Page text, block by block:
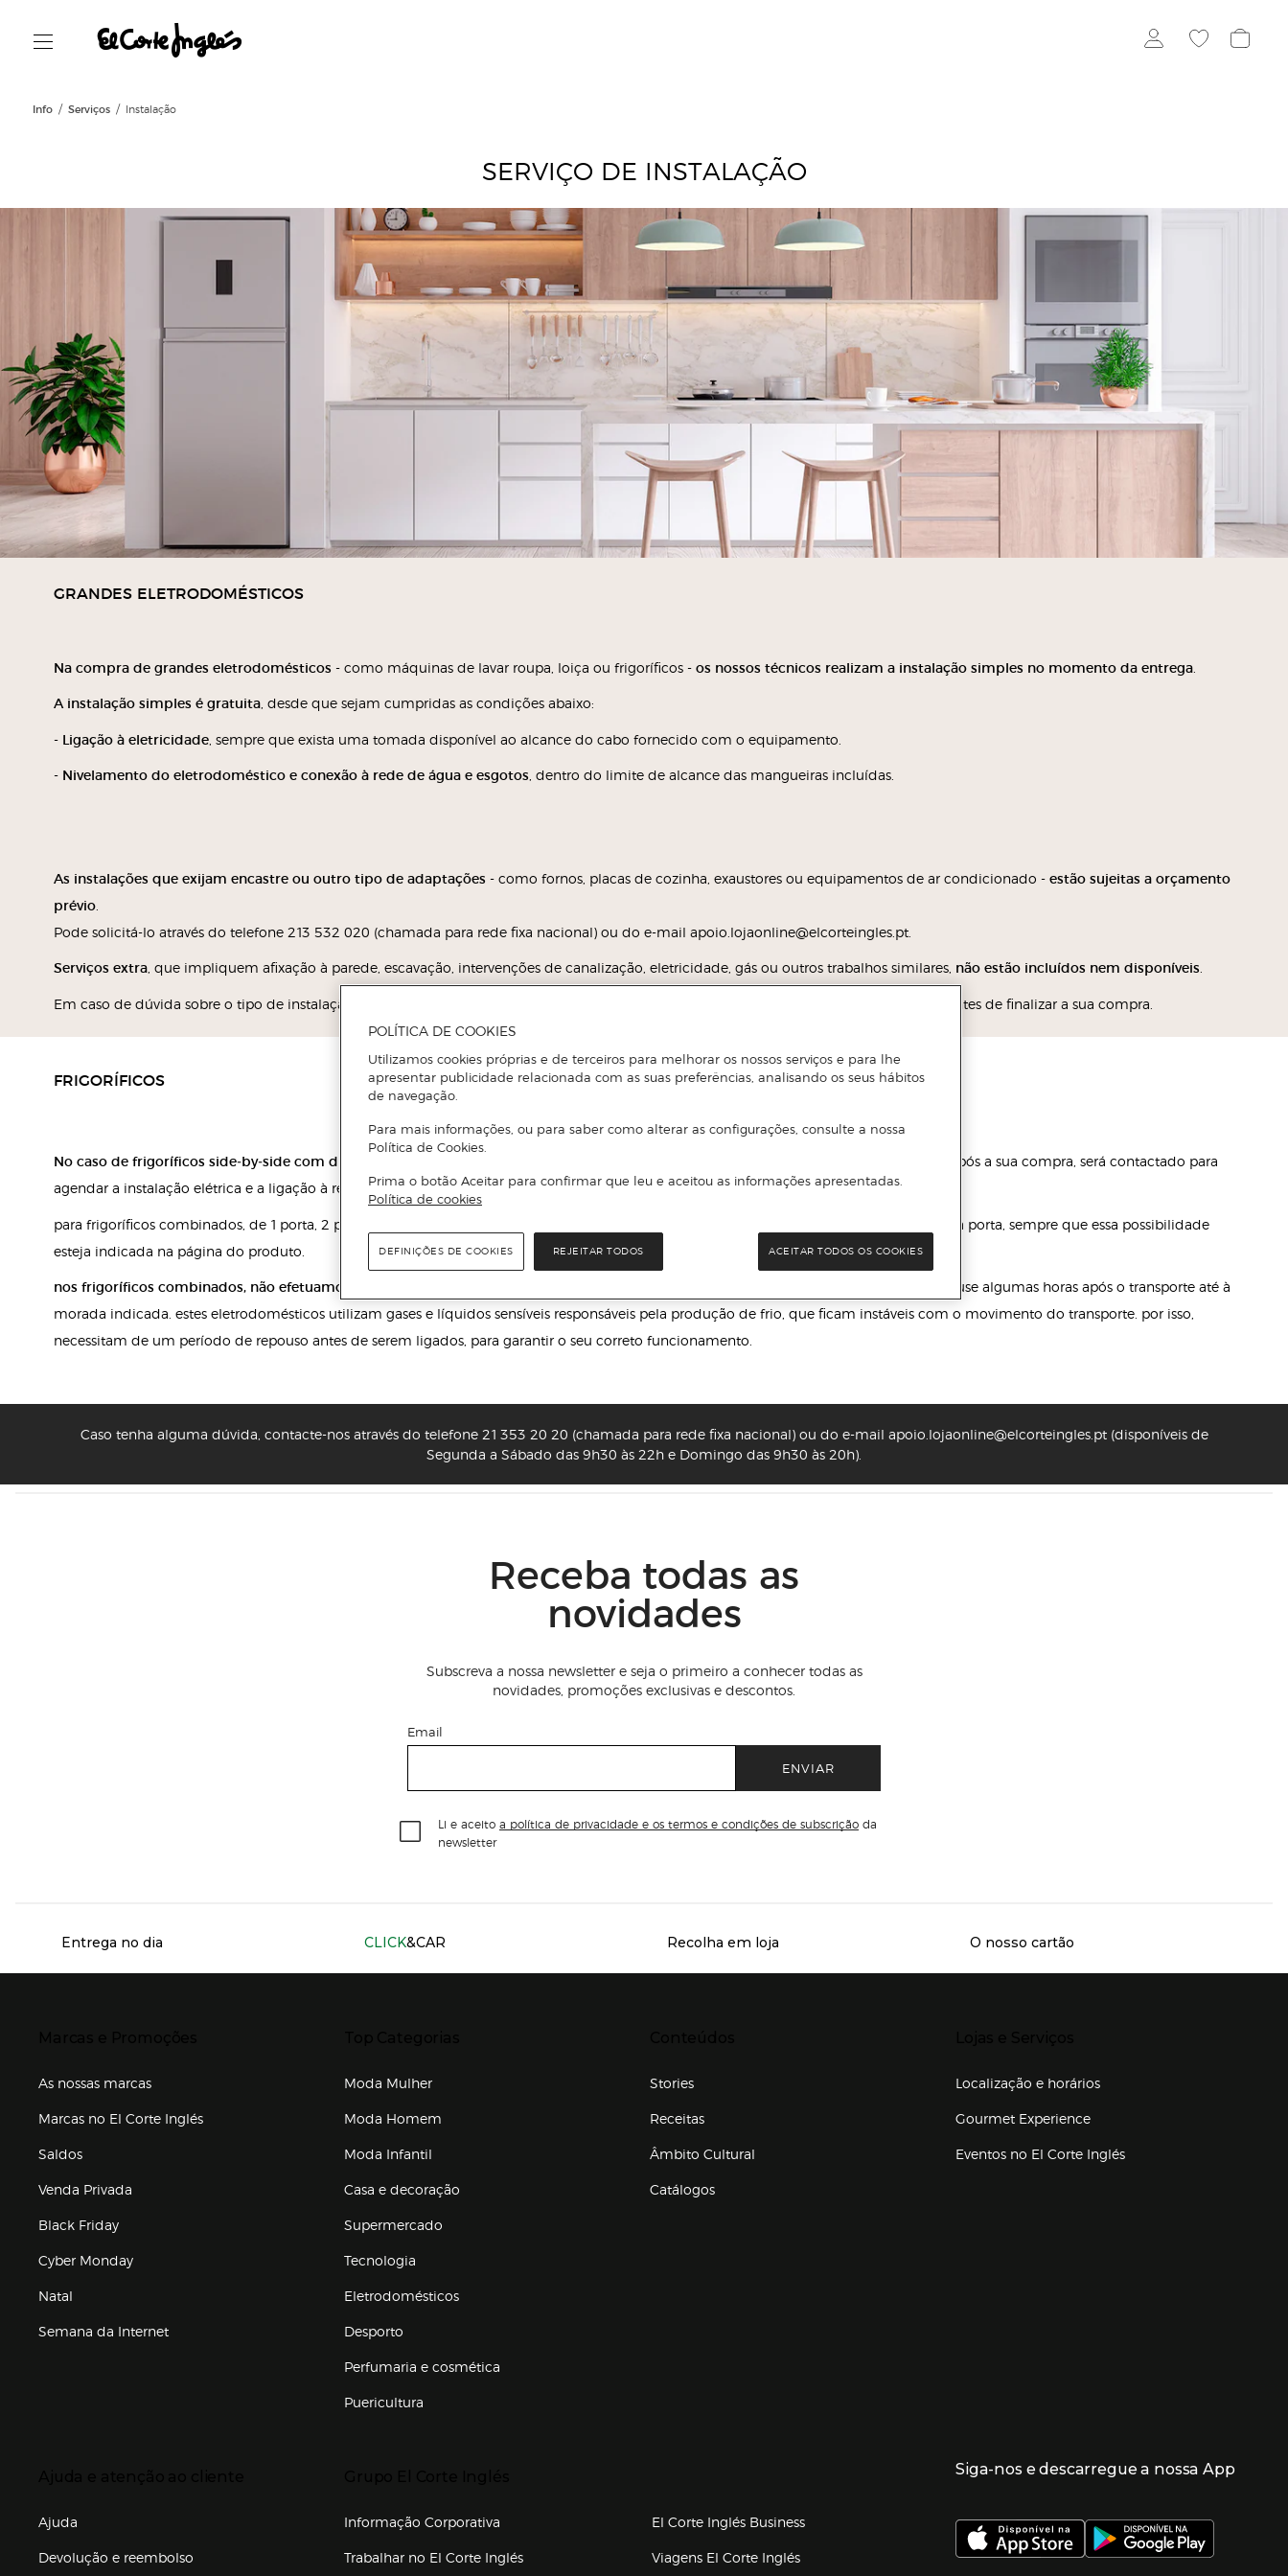
Info Serviços Instalação
SERVIÇO DE INSTALAÇÃO
GRANDES ELETRODOMÉSTICOS
Na compra de grandes eletrodomésticos - como máquinas de lavar roupa, loiça ou frigoríficos - os nossos técnicos realizam a instalação simples no momento da entrega
A instalação simples é gratuita, desde que sejam cumpridas as condições abaixo:
- Ligação à eletricidade , sempre que exista uma tomada disponível ao alcance do cabo fornecido com o equipamento.
- Nivelamento do eletrodoméstico e conexão à rede de água e esgotos, dentro do limite de alcance das mangueiras incluídas.
As instalações que exijam encastre ou outro tipo de adaptações - como fornos, placas de cozinha, exaustores ou equipamentos de ar condicionado - estão sujeitas a orçamento
prévio
Pode solicitá-lo através do telefone 213 532 020 (chamada para rede fixa nacional) ou do e-mail apoio.lojaonline@elcorteingles.pt.
Serviços extra, que impliquem afixação à parede, escavação, intervenções de canalização, eletricidade, gás ou outros trabalhos similares, não estão incluídos nem disponíveis.
Em caso de dúvida sobre o tipo de instalação necessária para o equipamento que pretende adquirir, recomendamos que nos contacte antes de finalizar a sua compra.
FRIGORÍFICOS
No caso de frigoríficos side‑by‑side com dispensador de água e/ou gelo ligado à rede, a entrega é realizada diretamente pela marca
. após a sua compra, será contactado para
agendar a instalação elétrica e a ligação à rede de água, garantindo assim o correto funcionamento do equipamento.
para frigoríficos combinados, de 1 porta, 2 portas, congeladores e side‑by‑side, poderá ainda solicitar a alteração do sentido de abertura da porta, sempre que essa possibilidade
esteja indicada na página do produto.
nos frigoríficos combinados, não efetuamos a ligação à corrente elétrica no momento da entrega
. é essencial que o equipamento repouse algumas horas após o transporte até à
morada indicada. estes eletrodomésticos utilizam gases e líquidos sensíveis responsáveis pela produção de frio, que ficam instáveis com o movimento do transporte. por isso,
necessitam de um período de repouso antes de serem ligados, para garantir o seu correto funcionamento.
Caso tenha alguma dúvida, contacte-nos através do telefone 21 353 20 20 (chamada para rede fixa nacional) ou do e-mail apoio.lojaonline@elcorteingles.pt (disponíveis de
Segunda a Sábado das 9h30 às 22h e Domingo das 9h30 às 20h).
Receba todas as
novidades
Subscreva a nossa newsletter e seja o primeiro a conhecer todas as
novidades, promoções exclusivas e descontos.
Email
ENVIAR
Li e aceito a política de privacidade e os termos e condições de subscrição da
newsletter
Servicios destacados
Entrega no dia CLICK&CAR Recolha em loja O nosso cartão
As nossas marcas
Marcas no El Corte Inglés
Saldos
Venda Privada
Black Friday
Cyber Monday
Natal
Semana da Internet
Moda Mulher
Moda Homem
Moda Infantil
Casa e decoração
Supermercado
Tecnologia
Eletrodomésticos
Desporto
Perfumaria e cosmética
Puericultura
Stories
Receitas
Âmbito Cultural
Catálogos
Localização e horários
Gourmet Experience
Eventos no El Corte Inglés
Ajuda
Devolução e reembolso
Informação Corporativa
Trabalhar no El Corte Inglés(abre en nueva ventana)
El Corte Inglés Business
Viagens El Corte Inglés(abre en nueva ventana)
Siga-nos e descarregue a nossa App
POLÍTICA DE COOKIES
Utilizamos cookies próprias e de terceiros para melhorar os nossos serviços e para lhe
apresentar publicidade relacionada com as suas preferências, analisando os seus hábitos
de navegação.
Para mais informações, ou para saber como alterar as configurações, consulte a nossa
Política de Cookies.
Prima o botão Aceitar para confirmar que leu e aceitou as informações apresentadas.
Política de cookies
REJEITAR TODOS ACEITAR TODOS OS COOKIES
DEFINIÇÕES DE COOKIES